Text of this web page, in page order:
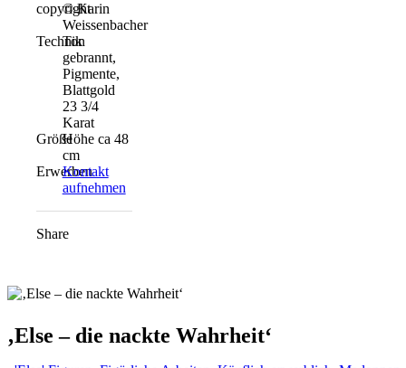
copyright
© Karin
Weissenbacher
Technik
Ton
gebrannt,
Pigmente,
Blattgold
23 3/4
Karat
GrößeHöhe ca 48
cm
Erwerben
Kontakt
aufnehmen
Share
‚Else – die nackte Wahrheit‘